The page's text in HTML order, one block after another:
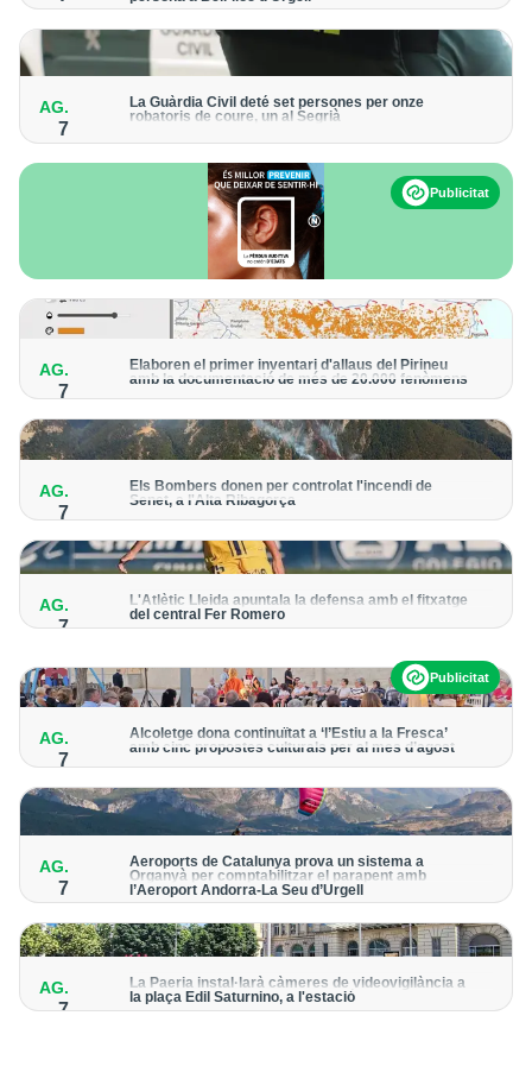
forma progressiva
AG.
7
La Guàrdia Civil deté set persones per onze
robatoris de coure, un al Segrià
Publicitat
AG.
7
Elaboren el primer inventari d'allaus del Pirineu
amb la documentació de més de 20.000 fenòmens
Obra de l'Institut Cartogràfic i Geològic de Catalunya, amb
AG.
7
Els Bombers donen per controlat l'incendi de
Senet, a l'Alta Ribagorça
El cos manté la vigilància de la zona amb drons i mitjans aeris
AG.
7
L'Atlètic Lleida apuntala la defensa amb el fitxatge
del central Fer Romero
Publicitat
AG.
7
Alcoletge dona continuïtat a ‘l’Estiu a la Fresca’
amb cinc propostes culturals per al mes d’agost
Un dels grans protagonistes de la programació serà
AG.
7
Aeroports de Catalunya prova un sistema a
Organyà per comptabilitzar el parapent amb
l’Aeroport Andorra-La Seu d’Urgell
mòbil per donar pas als avions amb vols instrumentals
AG.
7
La Paeria instal·larà càmeres de videovigilància a
la plaça Edil Saturnino, a l'estació